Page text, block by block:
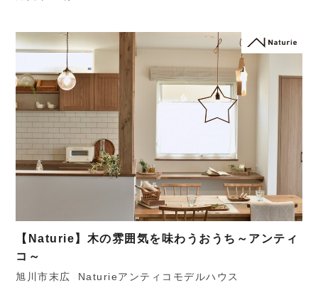
【Naturie】木の雰囲気を味わうおうち～アンティ
コ～
旭川市末広 Naturieアンティコモデルハウス